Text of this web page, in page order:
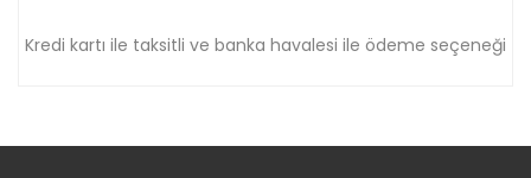
Kredi kartı ile taksitli ve banka havalesi ile ödeme seçeneği